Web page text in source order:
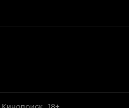
Кинопоиск 18+